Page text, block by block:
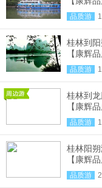
品质游
桂林到
【康辉品
品质游
桂林到
【康辉品
品质游
桂林阳
【康辉品
品质游